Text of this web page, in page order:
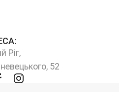
52
Instagram